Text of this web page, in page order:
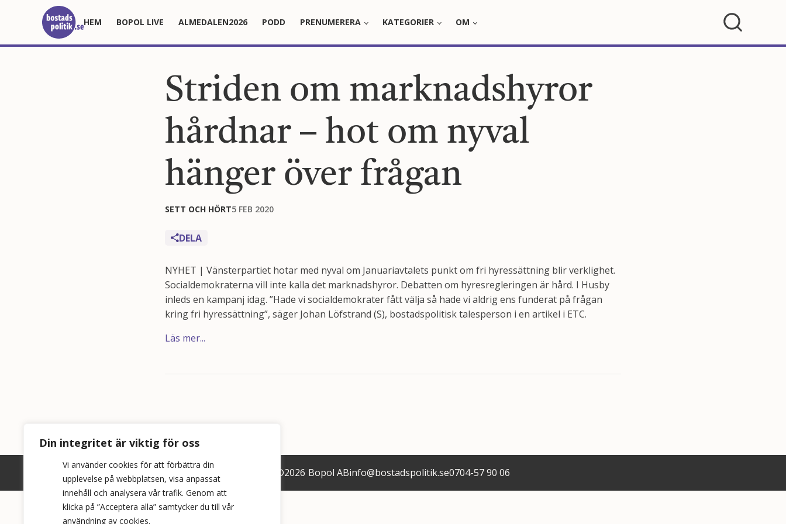
Din integritet är viktig för oss
Vi använder cookies för att förbättra din
upplevelse på webbplatsen, visa anpassat
innehåll och analysera vår trafik. Genom att
klicka på ”Acceptera alla” samtycker du till vår
användning av cookies.
HEM BOPOL LIVE ALMEDALEN2026 PODD PRENUMERERA KATEGORIER OM
Striden om marknadshyror
hårdnar – hot om nyval
hänger över frågan
SETT OCH HÖRT5 FEB 2020
DELA
NYHET | Vänsterpartiet hotar med nyval om Januariavtalets punkt om fri hyressättning blir verklighet.
Socialdemokraterna vill inte kalla det marknadshyror. Debatten om hyresregleringen är hård. I Husby
inleds en kampanj idag. ”Hade vi socialdemokrater fått välja så hade vi aldrig ens funderat på frågan
kring fri hyressättning”, säger Johan Löfstrand (S), bostadspolitisk talesperson i en artikel i ETC.
Läs mer...
©2026 Bopol ABinfo@bostadspolitik.se0704-57 90 06